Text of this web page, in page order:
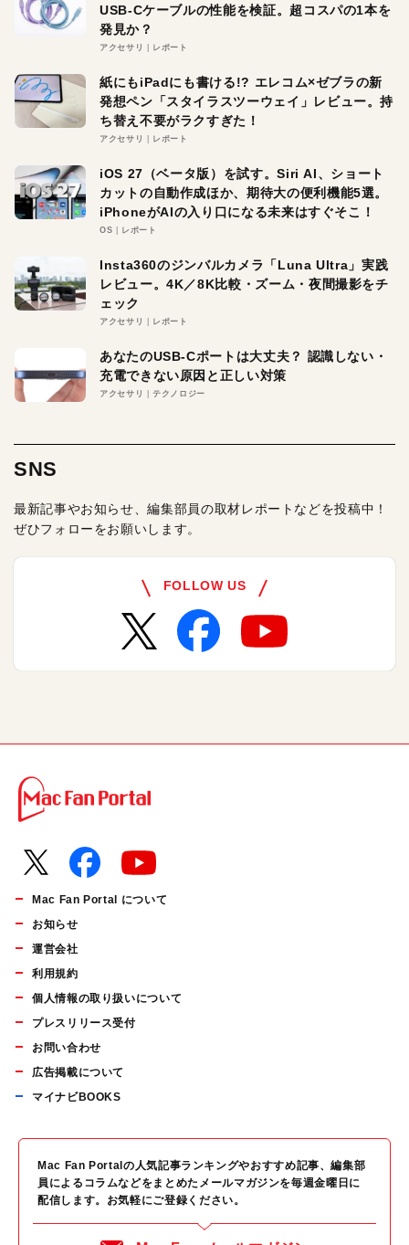
USB-Cケーブルの性能を検証。超コスパの1本を
発見か？
アクセサリ レポート
紙にもiPadにも書ける!? エレコム×ゼブラの新
発想ペン「スタイラスツーウェイ」レビュー。持
ち替え不要がラクすぎた！
アクセサリ レポート
iOS 27（ベータ版）を試す。Siri AI、ショート
カットの自動作成ほか、期待大の便利機能5選。
iPhoneがAIの入り口になる未来はすぐそこ！
OS レポート
Insta360のジンバルカメラ「Luna Ultra」実践
レビュー。4K／8K比較・ズーム・夜間撮影をチ
ェック
アクセサリ レポート
あなたのUSB-Cポートは大丈夫？ 認識しない・
充電できない原因と正しい対策
アクセサリ テクノロジー
SNS
最新記事やお知らせ、編集部員の取材レポートなどを投稿中！
ぜひフォローをお願いします。
FOLLOW US
Mac Fan Portal について
お知らせ
運営会社
利用規約
個人情報の取り扱いについて
プレスリリース受付
お問い合わせ
広告掲載について
マイナビBOOKS
Mac Fan Portalの人気記事ランキングやおすすめ記事、編集部
員によるコラムなどをまとめたメールマガジンを毎週金曜日に
配信します。お気軽にご登録ください。